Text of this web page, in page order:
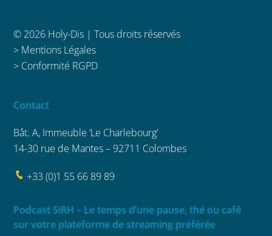
© 2026 Holy-Dis | Tous droits réservés
> Mentions Légales
> Conformité RGPD
Contact
Bât. A, Immeuble ‘Le Charlebourg’
14-30 rue de Mantes – 92711 Colombes
+33 (0)1 55 66 89 89
Podcast SiRH – Le temps d’une pause, thé ou café
sur votre plateforme de streaming préférée